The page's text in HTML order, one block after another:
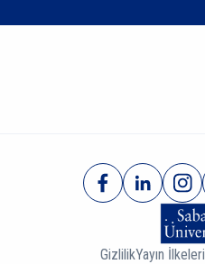
GizlilikYayın İlkeleri